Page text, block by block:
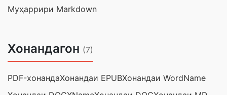
Муҳаррири Markdown
Хонандагон (7)
PDF-хонандаХонандаи EPUBХонандаи WordName